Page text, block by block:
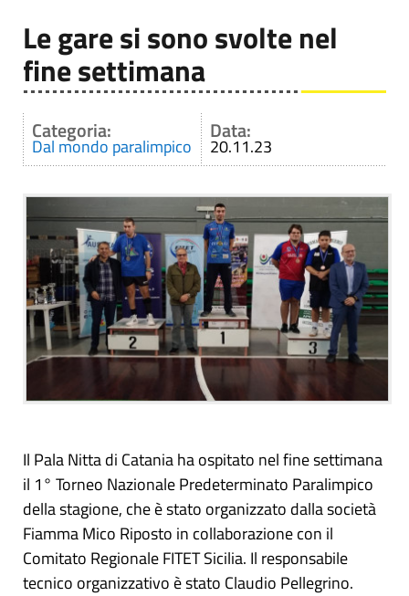
Le gare si sono svolte nel
fine settimana
Categoria:
Dal mondo paralimpico
Data:
20.11.23
Il Pala Nitta di Catania ha ospitato nel fine settimana
il 1° Torneo Nazionale Predeterminato Paralimpico
della stagione, che è stato organizzato dalla società
Fiamma Mico Riposto in collaborazione con il
Comitato Regionale FITET Sicilia. Il responsabile
tecnico organizzativo è stato Claudio Pellegrino.